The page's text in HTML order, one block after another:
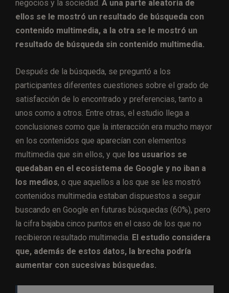
negocios y la sociedad. A una parte aleatoria de
ellos se le mostró un resultado de búsqueda con
contenido multimedia, a la otra se le mostró un
resultado de búsqueda sin contenido multimedia.
Después de la búsqueda, se preguntó a los
participantes diferentes cuestiones sobre el grado de
satisfacción de lo encontrado y preferencias, tanto a
unos como a otros. Entre otras, el estudio llega a
conclusiones como que la interacción era mucho mayor
en los contenidos que aparecían con elementos
multimedia que sin ellos, y que los usuarios se
quedaban en el ecosistema de Google y no iban a
los medios, o que aquellos a los que se les mostró
contenidos multimedia estaban dispuestos a seguir
buscando en Google en futuras búsquedas (60%), pero
la cifra bajaba cinco puntos en el caso de los que no
recibieron resultado multimedia. El estudio considera
que, además de estos datos, la brecha podría
aumentar con sucesivas búsquedas.